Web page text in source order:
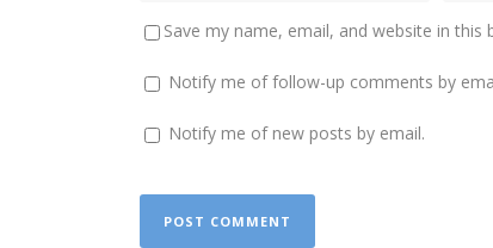
Save my name, email, and website in
Notify me of follow-up comments by
Notify me of new posts by email.